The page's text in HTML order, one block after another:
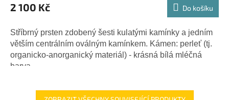
2 100 Kč Do košíku
Stříbrný prsten zdobený šesti kulatými kamínky a jedním
větším centrálním oválným kamínkem. Kámen: perleť (tj.
organicko-anorganický materiál) - krásná bílá mléčná
barva...